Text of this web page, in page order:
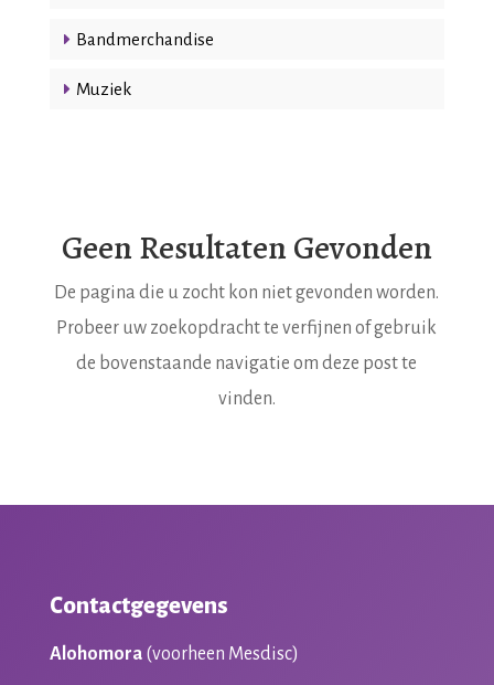
Bandmerchandise
Muziek
Geen Resultaten Gevonden
De pagina die u zocht kon niet gevonden worden.
Probeer uw zoekopdracht te verfijnen of gebruik
de bovenstaande navigatie om deze post te
vinden.
Contactgegevens
Alohomora(voorheen Mesdisc)